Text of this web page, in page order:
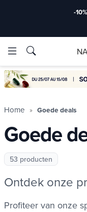
ingrediënten Merken
-
ingrediënten Merken
Home Goede deals
Goede
53 producten
Ontdek onze
Profiteer van onze